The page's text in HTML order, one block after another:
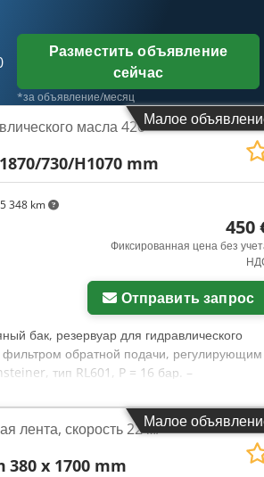
Разместить объявление
сейчас
*за объявление/месяц
Малое
348 km
масла 420
1870/730/H1070 mm
450
Фиксированная цена без
Отправить запрос
бак, резервуар для гидравлического
фильтром обратной подачи, регулирующим
тип RL601, P = 16 бар. –
– Размеры бака: 1520/720/H435 мм. –
278 кг.
Малое
лента, скорость 22 м/
380 x 1700 mm